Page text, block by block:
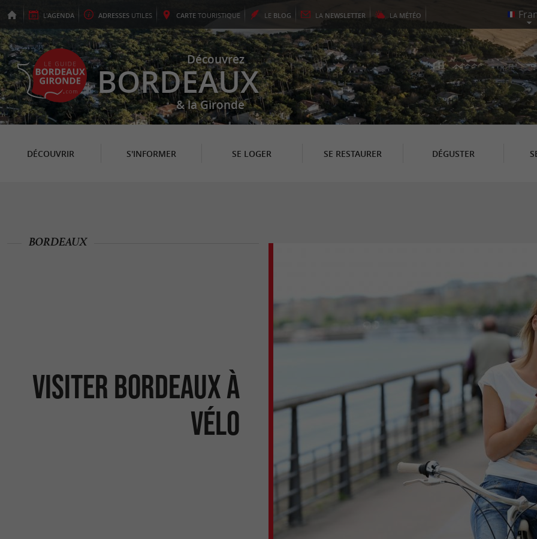
L'AGENDA ADRESSES UTILES CARTE TOURISTIQUE LE BLOG LA NEWSLETTER LA MÉTÉO
Découvrez
BORDEAUX
& la Gironde
DÉCOUVRIR S'INFORMER SE LOGER SE RESTAURER DÉGUSTER
Visiter Bordeaux à
vélo
BORDEAUX